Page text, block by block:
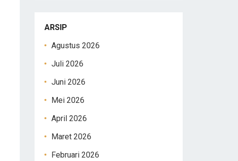
ARSIP
Agustus 2026
Juli 2026
Juni 2026
Mei 2026
April 2026
Maret 2026
Februari 2026